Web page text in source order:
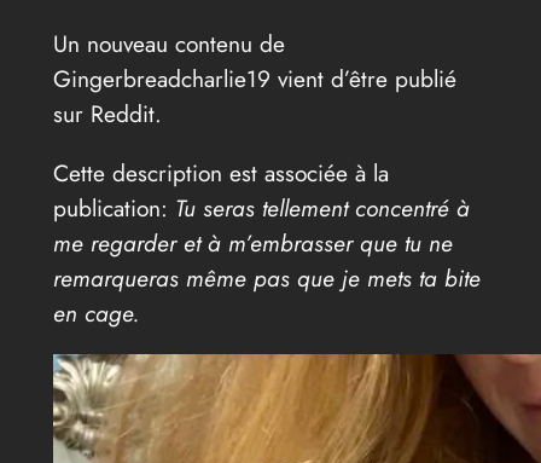
Un nouveau contenu de
Gingerbreadcharlie19 vient d’être publié
sur Reddit.
Cette description est associée à la
publication: Tu seras tellement concentré à
me regarder et à m’embrasser que tu ne
remarqueras même pas que je mets ta bite
en cage.